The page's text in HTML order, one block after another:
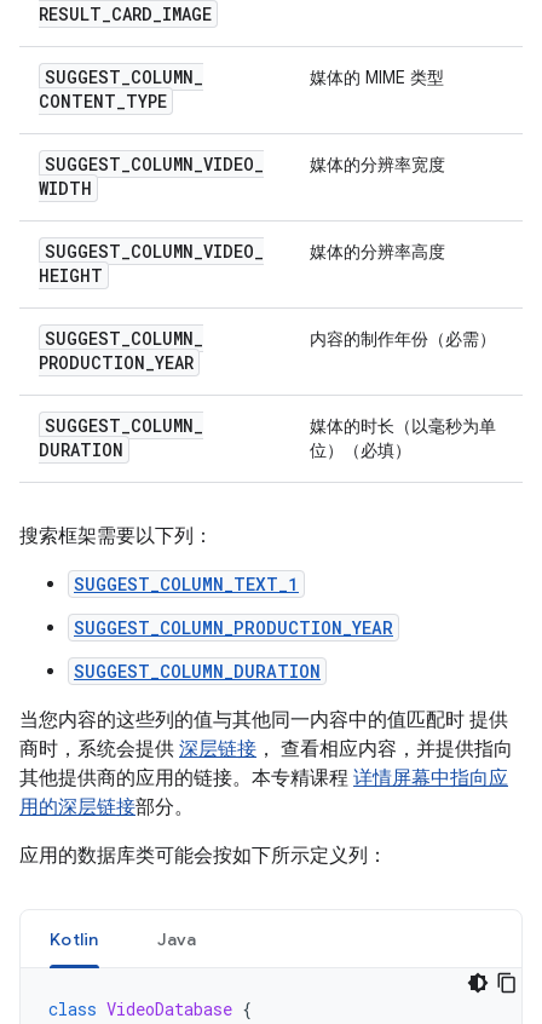
RESULT_CARD_IMAGE
SUGGEST_COLUMN_
CONTENT_TYPE
媒体的 MIME 类型
SUGGEST_COLUMN_VIDEO_
WIDTH
媒体的分辨率宽度
SUGGEST_COLUMN_VIDEO_
HEIGHT
媒体的分辨率高度
SUGGEST_COLUMN_
PRODUCTION_YEAR
内容的制作年份（必需）
SUGGEST_COLUMN_
DURATION
媒体的时长（以毫秒为单
位）（必填）
搜索框架需要以下列：
SUGGEST_COLUMN_TEXT_1
SUGGEST_COLUMN_PRODUCTION_YEAR
SUGGEST_COLUMN_DURATION
当您内容的这些列的值与其他同一内容中的值匹配时 提供
商时，系统会提供 深层链接 ， 查看相应内容，并提供指向
其他提供商的应用的链接。本专精课程 详情屏幕中指向应
用的深层链接部分。
应用的数据库类可能会按如下所示定义列：
Kotlin Java
class VideoDatabase {